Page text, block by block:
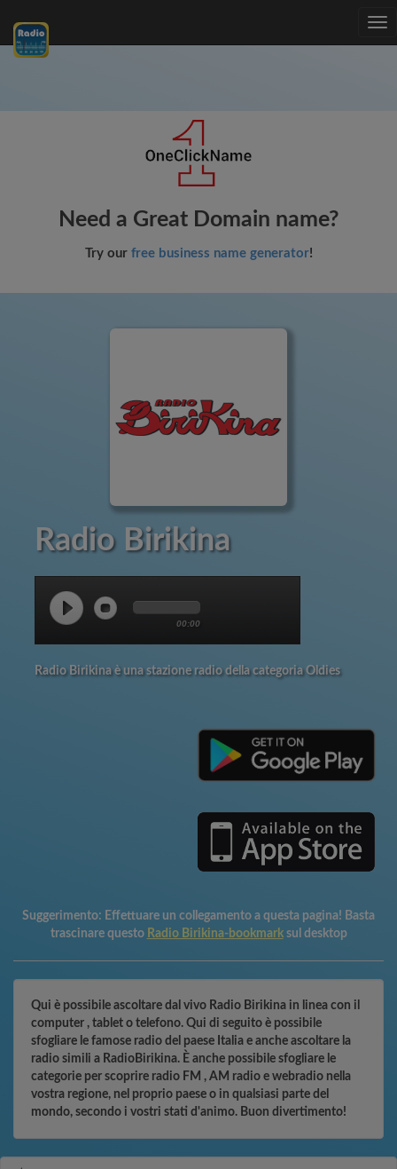
Need a Great Domain name?
Try our free business name generator!
Radio Birikina
00:00
Radio Birikina è una stazione radio della categoria Oldies
Suggerimento: Effettuare un collegamento a questa pagina! Basta
trascinare questo Radio Birikina-bookmark sul desktop
Qui è possibile ascoltare dal vivo Radio Birikina in linea con il
computer , tablet o telefono. Qui di seguito è possibile
sfogliare le famose radio del paese Italia e anche ascoltare la
radio simili a RadioBirikina. È anche possibile sfogliare le
categorie per scoprire radio FM , AM radio e webradio nella
vostra regione, nel proprio paese o in qualsiasi parte del
mondo, secondo i vostri stati d'animo. Buon divertimento!